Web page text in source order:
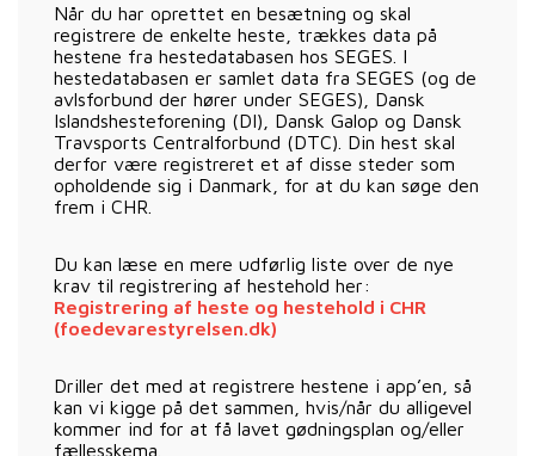
Når du har oprettet en besætning og skal
registrere de enkelte heste, trækkes data på
hestene fra hestedatabasen hos SEGES. I
hestedatabasen er samlet data fra SEGES (og de
avlsforbund der hører under SEGES), Dansk
Islandshesteforening (DI), Dansk Galop og Dansk
Travsports Centralforbund (DTC). Din hest skal
derfor være registreret et af disse steder som
opholdende sig i Danmark, for at du kan søge den
frem i CHR.
Du kan læse en mere udførlig liste over de nye
krav til registrering af hestehold her:
Registrering af heste og hestehold i CHR
(foedevarestyrelsen.dk)
Driller det med at registrere hestene i app’en, så
kan vi kigge på det sammen, hvis/når du alligevel
kommer ind for at få lavet gødningsplan og/eller
fællesskema.